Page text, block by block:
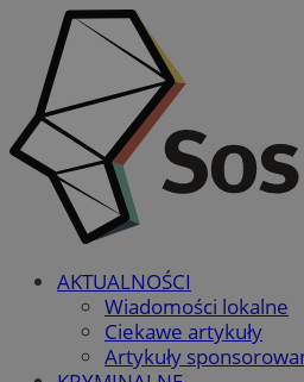
AKTUALNOŚCI
Wiadomości lokalne
Ciekawe artykuły
Artykuły